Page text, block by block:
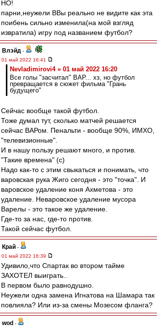
НО!
парни,неужели ВВы реально не видите как эта
поибень сильно изменила(на мой взгляд
извратила) игру под названием футбол?
Влэйд -
01 май 2022 16:41
Nevladimirovi4 » 01 май 2022 16:20
Все голы "засчитал" ВАР... хз, но футбол
превращается в сюжет фильма "Грань
будущего"
Сейчас вообще такой футбол.
Тоже думал тут, сколько матчей решается
сейчас ВАРом. Пенальти - вообще 90%, ИМХО,
"телевизионные".
И в нашу пользу решают много, и против.
"Такие времена" (с)
Надо как-то с этим свыкаться и понимать, что
варовская рука Жиго сегодня - это "точка". И
варовское удаление коня Ахметова - это
удаление. Неваровское удаление мусора
Варелы - это такое же удаление.
Где-то за нас, где-то против.
Такой сейчас футбол.
Край -
01 май 2022 16:39
Удивило,что Спартак во втором тайме
ЗАХОТЕЛ выиграть..
В первом было равнодушно.
Неужели одна замена Игнатова на Шамара так
повлияла? Или из-за смены Мозесом фланга?
wod -